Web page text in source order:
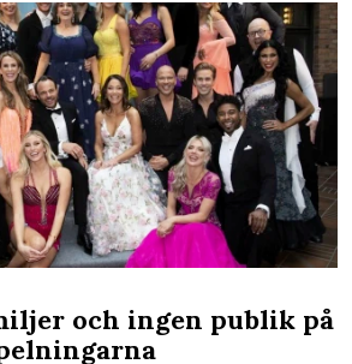
och ingen publik på